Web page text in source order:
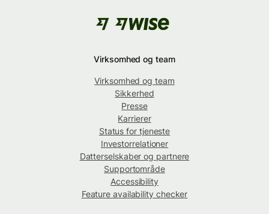
Virksomhed og team
Virksomhed og team
Sikkerhed
Presse
Karrierer
Status for tjeneste
Investorrelationer
Datterselskaber og partnere
Supportområde
Accessibility
Feature availability checker